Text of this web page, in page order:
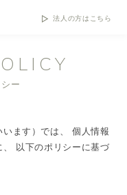
法人の方はこちら
ー
ます）では、 個人情報
以下のポリシーに基づ